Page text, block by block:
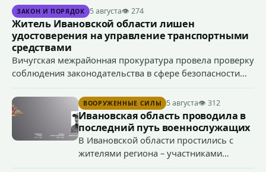
преступлений, предусмотренных ч. 1 ст. 119 УК РФ
(угроза убийством), ч. 1 ст. 166 УК РФ (угон
транспортного средства), п. «а» ч. 1 ст. 213 УК РФ
(хулиганство).
ЗАКОН И ПОРЯДОК 5 августа👁 274
Житель Ивановской области лишен
удостоверения на управление транспортными
средствами
Вичугская межрайонная прокуратура провела проверку
соблюдения законодательства в сфере безопасности
прекращении права управления транспортными
средствами 38-летним водителем.
ВООРУЖЕННЫЕ СИЛЫ 5 августа👁 312
Ивановская область проводила в
последний путь военнослужащих
В Ивановской области простились с
жителями региона – участниками